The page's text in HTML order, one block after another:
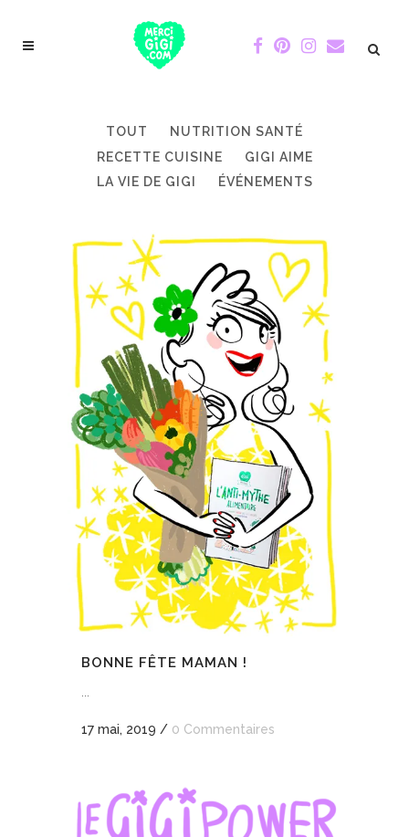
TOUT
NUTRITION SANTÉ
RECETTE CUISINE
GIGI AIME
LA VIE DE GIGI
ÉVÉNEMENTS
BONNE FÊTE MAMAN !
17 mai, 2019 / 0 Commentaires